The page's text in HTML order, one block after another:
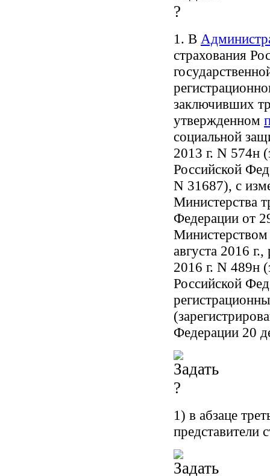
1. В
страхования
заключивших
утвержденном
социальной
2013 г. N 574н
Российской
N 31687), с
Министерства
Федерации от
августа 2016
2016 г. N 489н
Российской
Федерации 20
1) в абзаце
представители